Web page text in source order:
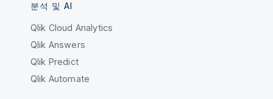
분석 및 AI
Qlik Cloud Analytics
Qlik Answers
Qlik Predict
Qlik Automate